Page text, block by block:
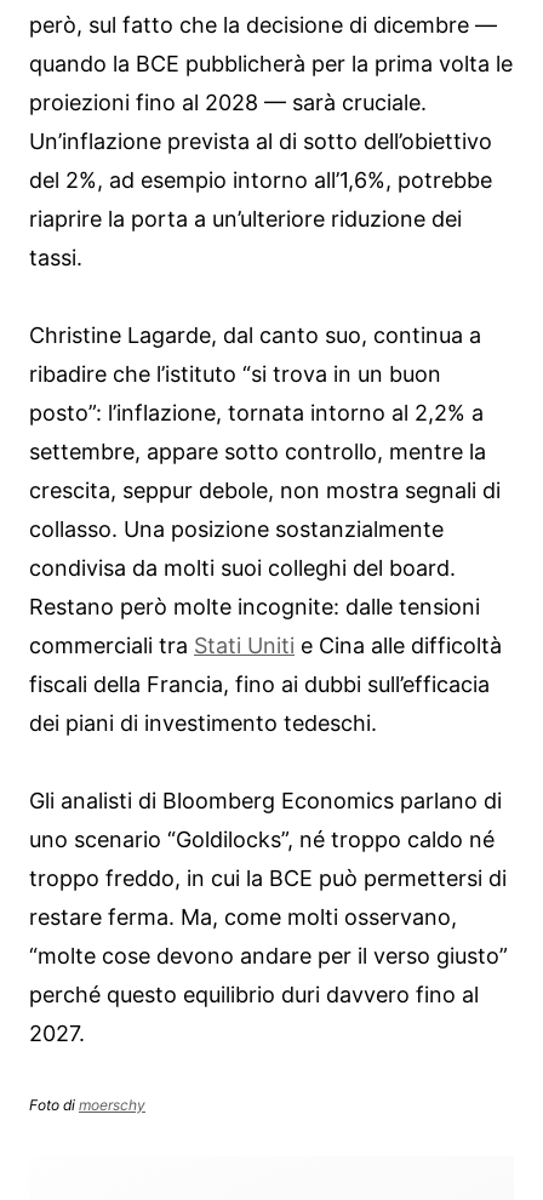
però, sul fatto che la decisione di dicembre —
quando la BCE pubblicherà per la prima volta le
proiezioni fino al 2028 — sarà cruciale.
Un’inflazione prevista al di sotto dell’obiettivo
del 2%, ad esempio intorno all’1,6%, potrebbe
riaprire la porta a un’ulteriore riduzione dei
tassi.
Christine Lagarde, dal canto suo, continua a
ribadire che l’istituto “si trova in un buon
posto”: l’inflazione, tornata intorno al 2,2% a
settembre, appare sotto controllo, mentre la
crescita, seppur debole, non mostra segnali di
collasso. Una posizione sostanzialmente
condivisa da molti suoi colleghi del board.
Restano però molte incognite: dalle tensioni
commerciali tra Stati Uniti e Cina alle difficoltà
fiscali della Francia, fino ai dubbi sull’efficacia
dei piani di investimento tedeschi.
Gli analisti di Bloomberg Economics parlano di
uno scenario “Goldilocks”, né troppo caldo né
troppo freddo, in cui la BCE può permettersi di
restare ferma. Ma, come molti osservano,
“molte cose devono andare per il verso giusto”
perché questo equilibrio duri davvero fino al
2027.
Foto di moerschy